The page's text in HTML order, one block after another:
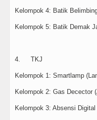
Kelompok 4: Batik
Kelompok 5: Batik Demak
4. TKJ
Kelompok 1: Smartlamp
Kelompok 2: Gas Decector
Kelompok 3: Absensi Digital